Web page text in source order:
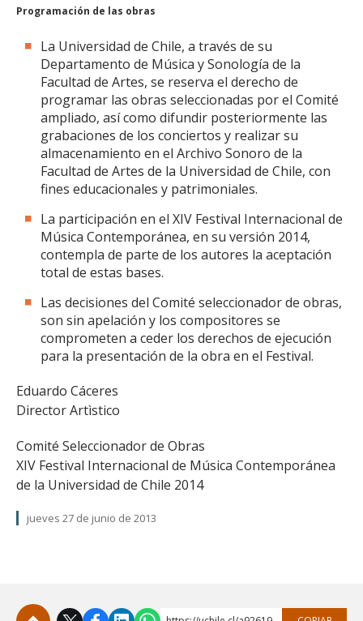
Programación de las obras
La Universidad de Chile, a través de su
Departamento de Música y Sonología de la
Facultad de Artes, se reserva el derecho de
programar las obras seleccionadas por el Comité
ampliado, así como difundir posteriormente las
grabaciones de los conciertos y realizar su
almacenamiento en el Archivo Sonoro de la
Facultad de Artes de la Universidad de Chile, con
fines educacionales y patrimoniales.
La participación en el XIV Festival Internacional de
Música Contemporánea, en su versión 2014,
contempla de parte de los autores la aceptación
total de estas bases.
Las decisiones del Comité seleccionador de obras,
son sin apelación y los compositores se
comprometen a ceder los derechos de ejecución
para la presentación de la obra en el Festival.
Eduardo Cáceres
Director Artìstico
Comité Seleccionador de Obras
XIV Festival Internacional de Música Contemporánea
de la Universidad de Chile 2014
jueves 27 de junio de 2013